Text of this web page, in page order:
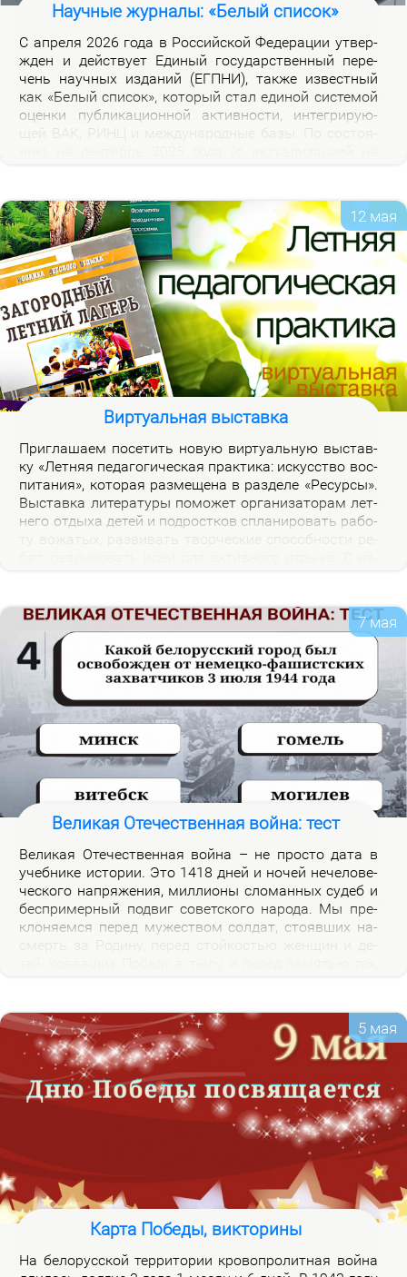
Научные журналы: «Белый список»
С ап­ре­ля 2026 го­да в Рос­сий­ской Фе­де­ра­ции утвер­
жден и дей­ству­ет Еди­ный го­судар­ствен­ный пе­ре­
чень на­уч­ных из­да­ний (ЕГПНИ), так­же из­вест­ный
как «Бе­лый спи­сок», ко­то­рый стал еди­ной си­сте­мой
оцен­ки пуб­ли­ка­ци­он­ной ак­тив­но­сти, ин­те­гри­ру­ю­
12 мая
Виртуальная выставка
При­гла­ша­ем по­се­тить но­вую вир­ту­аль­ную вы­став­
ку «Лет­няя пе­да­го­ги­че­ская прак­ти­ка: ис­кус­ство вос­
пи­та­ния», ко­то­рая раз­ме­ще­на в раз­де­ле «Ре­сур­сы».
Вы­став­ка ли­те­ра­ту­ры по­мо­жет ор­га­ни­за­то­рам лет­
не­го от­ды­ха де­тей и под­рост­ков спла­ни­ро­вать ра­бо­
вер­си­те­та.
7 мая
Великая Отечественная война: тест
Ве­ли­кая Оте­че­ствен­ная вой­на – не про­сто да­та в
учеб­ни­ке ис­то­рии. Это 1418 дней и но­чей нече­ло­ве­
че­ско­го на­пря­же­ния, мил­ли­о­ны сло­ман­ных су­деб и
бес­при­мер­ный по­двиг со­вет­ско­го на­ро­да. Мы пре­
кло­ня­ем­ся пе­ред му­же­ством сол­дат, сто­яв­ших на­
ям.
5 мая
Карта Победы, викторины
На бе­ло­рус­ской тер­ри­то­рии кро­во­про­лит­ная вой­на